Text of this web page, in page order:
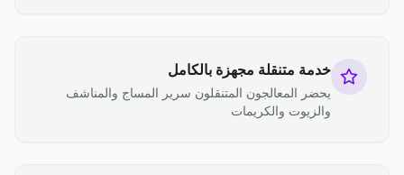
خدمة متنقلة مجهزة بالكامل
يحضر المعالجون المتنقلون سرير المساج والمناشف
والزيوت والكريمات